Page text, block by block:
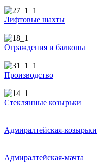
Лифтовые шахты
Ограждения и балконы
Производство
Стеклянные козырьки
Адмиралтейская-козырьки
Адмиралтейская-мачта